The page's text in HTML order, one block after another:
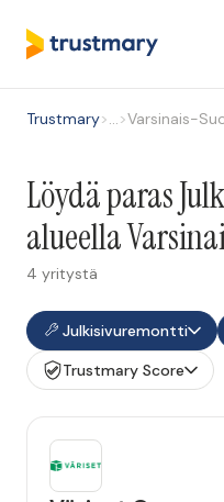
Trustmary>…>Varsinais-
Löydä paras
alueella
4 yritystä
Julkisivuremontti
Trustmary Score